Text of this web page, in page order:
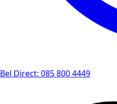
Bel Direct: 085 800 4449